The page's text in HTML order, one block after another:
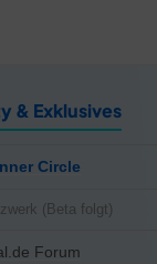
& Exklusives
Circle
(Beta folgt)
Forum